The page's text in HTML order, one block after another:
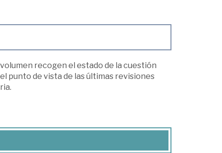
recogen el estado de la cuestión
punto de vista de las últimas revisiones